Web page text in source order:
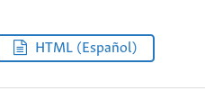
HTML (Español)